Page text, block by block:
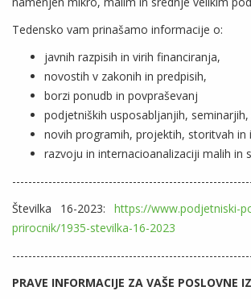
Tedensko vam prinašamo informacije o:
javnih razpisih in virih financiranja,
novostih v zakonih in predpisih,
borzi ponudb in povpraševanj
podjetniških usposabljanjih, seminarjih,
novih programih, projektih, storitvah in
razvoju in internacioanalizaciji malih in
Številka 16-2023: https://www.podjetniski-
prirocnik/1935-stevilka-16-2023
PRAVE INFORMACIJE ZA VAŠE POSLOVNE